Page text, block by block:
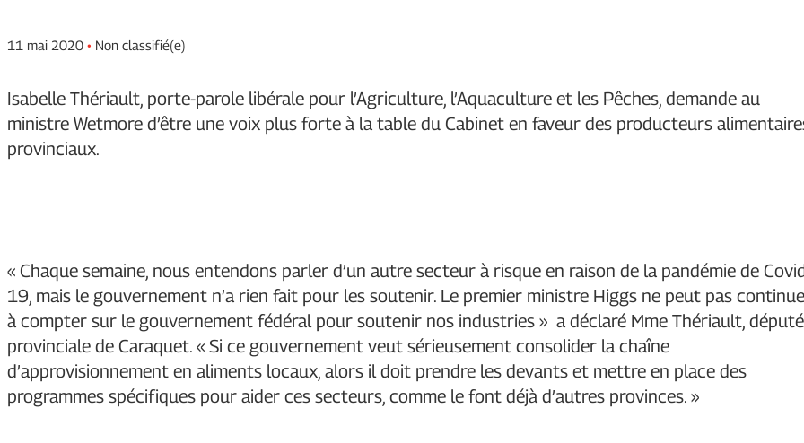
11 mai 2020 • Non classifié(e)
Isabelle Thériault, porte-parole libérale pour l’Agriculture, l’Aquaculture et les Pêches, demande au
ministre Wetmore d’être une voix plus forte à la table du Cabinet en faveur des producteurs
provinciaux.
« Chaque semaine, nous entendons parler d’un autre secteur à risque en raison de la pandémie de
19, mais le gouvernement n’a rien fait pour les soutenir. Le premier ministre Higgs ne peut pas
à compter sur le gouvernement fédéral pour soutenir nos industries » a déclaré Mme Thériault,
provinciale de Caraquet. « Si ce gouvernement veut sérieusement consolider la chaîne
d’approvisionnement en aliments locaux, alors il doit prendre les devants et mettre en place des
programmes spécifiques pour aider ces secteurs, comme le font déjà d’autres provinces. »